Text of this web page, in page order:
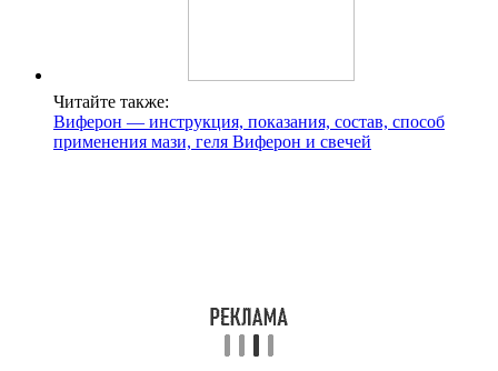
Читайте также:
Виферон — инструкция, показания, состав, способ
применения мази, геля Виферон и свечей